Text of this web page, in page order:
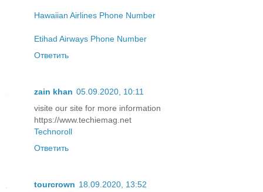
Hawaiian Airlines Phone Number
Etihad Airways Phone Number
Ответить
zain khan 05.09.2020, 10:11
visite our site for more information
https://www.techiemag.net
Technoroll
Ответить
tourcrown 18.09.2020, 13:52